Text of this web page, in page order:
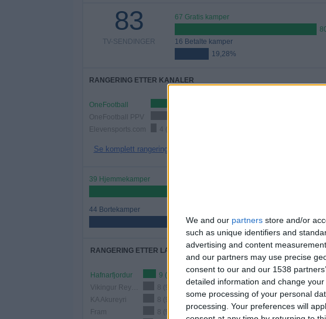
We and our partners store and/or
such as unique identifiers and
advertising and content
and our partners may use precise
consent to our and our 1538
detailed information and change
some processing of your personal
processing. Your preferences will
83
TV-SENDINGER
67 Gratis kamper
16 Betalte kamper
19,28%
RANGERING ETTER KANALER
OneFootball
OneFootball PPV
Elevensports.com
4 (4,82%)
Se komplett rangering
39 Hjemmekamper
44 Bortekamper
53,01%
RANGERING ETTER LAG
Hafnarfjordur
9 (10,84%)
8 (9,64%)
KA Akureyri
8 (9,64%)
Fram
8 (9,64%)
Se